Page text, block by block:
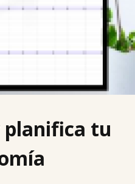
planifica tu